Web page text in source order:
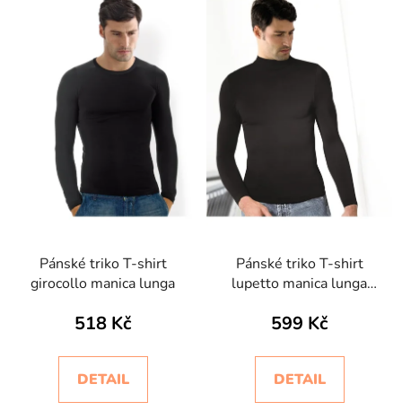
Pánské triko T-shirt
girocollo manica lunga
518 Kč
DETAIL
Pánské triko T-shirt
lupetto manica lunga
599 Kč
DETAIL